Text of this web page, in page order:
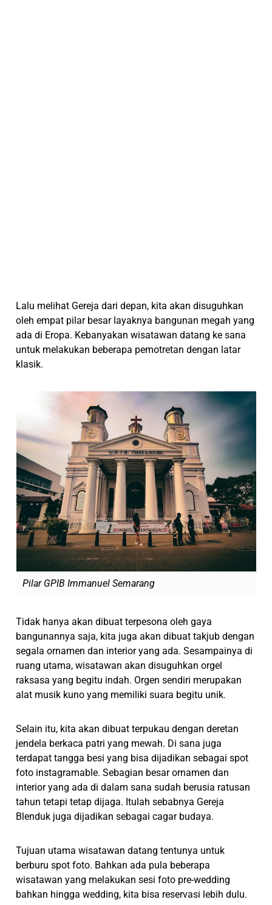
Lalu melihat Gereja dari depan, kita akan disuguhkan
oleh empat pilar besar layaknya bangunan megah yang
ada di Eropa. Kebanyakan wisatawan datang ke sana
untuk melakukan beberapa pemotretan dengan latar
klasik.
Pilar GPIB Immanuel Semarang
Tidak hanya akan dibuat terpesona oleh gaya
bangunannya saja, kita juga akan dibuat takjub dengan
segala ornamen dan interior yang ada. Sesampainya di
ruang utama, wisatawan akan disuguhkan orgel
raksasa yang begitu indah. Orgen sendiri merupakan
alat musik kuno yang memiliki suara begitu unik.
Selain itu, kita akan dibuat terpukau dengan deretan
jendela berkaca patri yang mewah. Di sana juga
terdapat tangga besi yang bisa dijadikan sebagai spot
foto instagramable. Sebagian besar ornamen dan
interior yang ada di dalam sana sudah berusia ratusan
tahun tetapi tetap dijaga. Itulah sebabnya Gereja
Blenduk juga dijadikan sebagai cagar budaya.
Tujuan utama wisatawan datang tentunya untuk
berburu spot foto. Bahkan ada pula beberapa
wisatawan yang melakukan sesi foto pre-wedding
bahkan hingga wedding, kita bisa reservasi lebih dulu.